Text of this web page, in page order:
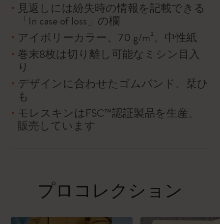
見返しには紛失時の情報を記載できる
「In case of loss」の欄
アイボリーカラー、70 g/m²、中性紙
巻末8枚は切り離し可能なミシン目入
り
デザインに合わせたゴムバンド、栞ひ
も
モレスキンはFSC™認証製品を生産、
販売しています
プロコレクション